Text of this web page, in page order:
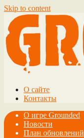
Skip to content
О сайте
Контакты
О игре Grounded
Новости
План обновлений